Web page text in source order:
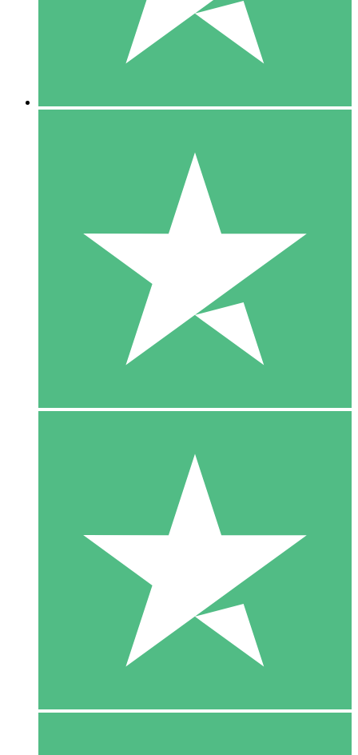
10 00
10 Downloads
20 00